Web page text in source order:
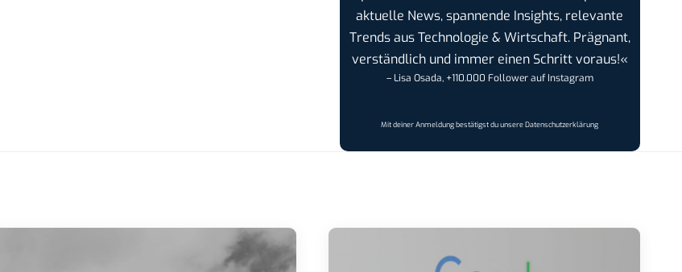
aktuelle News, spannende Insights, relevante
Trends aus Technologie & Wirtschaft. Prägnant,
verständlich und immer einen Schritt voraus!«
– Lisa Osada, +110.000 Follower auf Instagram
Mit deiner Anmeldung bestätigst du unsereDatenschutzerklärung